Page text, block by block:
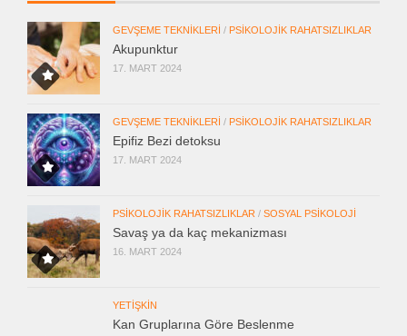
GEVŞEME TEKNIKLERI / PSIKOLOJIK RAHATSIZLIKLAR
Akupunktur
17. MART 2024
GEVŞEME TEKNIKLERI / PSIKOLOJIK RAHATSIZLIKLAR
Epifiz Bezi detoksu
17. MART 2024
PSIKOLOJIK RAHATSIZLIKLAR / SOSYAL PSIKOLOJI
Savaş ya da kaç mekanizması
16. MART 2024
YETIŞKIN
Kan Gruplarına Göre Beslenme